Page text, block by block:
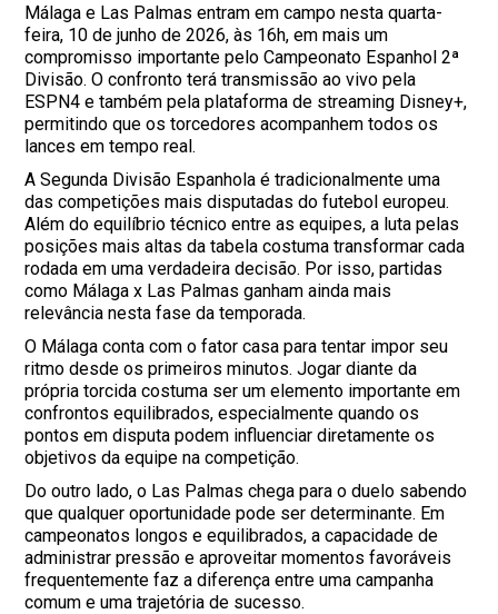
Málaga e Las Palmas entram em campo nesta quarta-
feira, 10 de junho de 2026, às 16h, em mais um
compromisso importante pelo Campeonato Espanhol 2ª
Divisão. O confronto terá transmissão ao vivo pela
ESPN4 e também pela plataforma de streaming Disney+,
permitindo que os torcedores acompanhem todos os
lances em tempo real.
A Segunda Divisão Espanhola é tradicionalmente uma
das competições mais disputadas do futebol europeu.
Além do equilíbrio técnico entre as equipes, a luta pelas
posições mais altas da tabela costuma transformar cada
rodada em uma verdadeira decisão. Por isso, partidas
como Málaga x Las Palmas ganham ainda mais
relevância nesta fase da temporada.
O Málaga conta com o fator casa para tentar impor seu
ritmo desde os primeiros minutos. Jogar diante da
própria torcida costuma ser um elemento importante em
confrontos equilibrados, especialmente quando os
pontos em disputa podem influenciar diretamente os
objetivos da equipe na competição.
Do outro lado, o Las Palmas chega para o duelo sabendo
que qualquer oportunidade pode ser determinante. Em
campeonatos longos e equilibrados, a capacidade de
administrar pressão e aproveitar momentos favoráveis
frequentemente faz a diferença entre uma campanha
comum e uma trajetória de sucesso.